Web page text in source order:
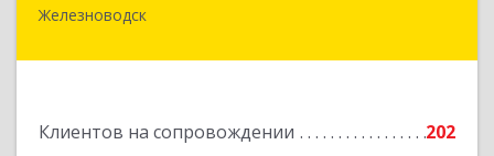
Железноводск
Клиентов на сопровождении
202
357430, Ставропольский край, город-курорт
Подробнее